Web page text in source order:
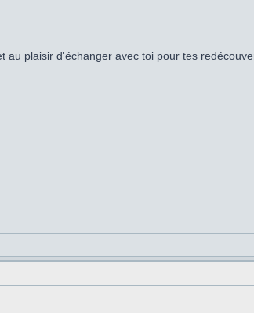
au plaisir d'échanger avec toi pour tes